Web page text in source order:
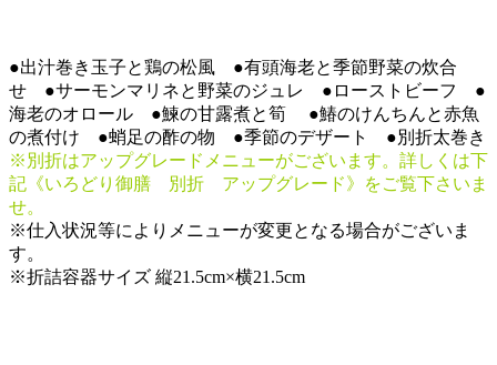
●出汁巻き玉子と鶏の松風 ●有頭海老と季節野菜の炊合
せ ●サーモンマリネと野菜のジュレ ●ローストビーフ ●
海老のオロール ●鰊の甘露煮と筍 ●鰆のけんちんと赤魚
の煮付け ●蛸足の酢の物 ●季節のデザート ●別折太巻き
※別折はアップグレードメニューがございます。詳しくは下
記《いろどり御膳 別折 アップグレード》をご覧下さいま
せ。
※仕入状況等によりメニューが変更となる場合がございま
す。
※折詰容器サイズ 縦21.5cm×横21.5cm